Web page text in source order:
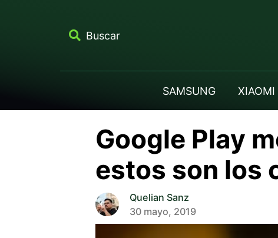
Buscar
SAMSUNG XIAOMI
Google Play
estos son los
Quelian Sanz
30 mayo, 2019